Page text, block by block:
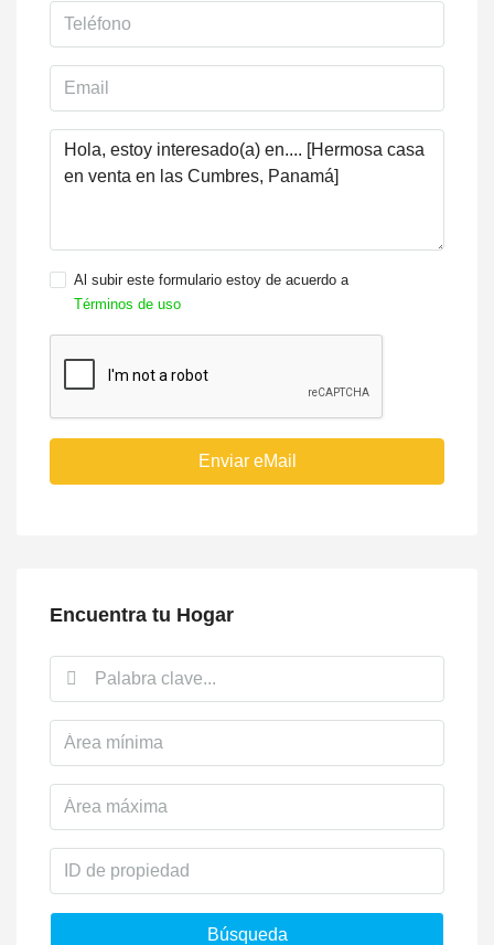
Al subir este formulario estoy de acuerdo a
Términos de uso
Enviar eMail
Encuentra tu Hogar
Búsqueda